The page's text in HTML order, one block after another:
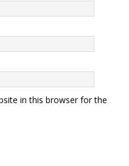
in this browser for the